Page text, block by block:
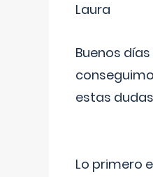
Laura
Buenos
estas
Lo primero